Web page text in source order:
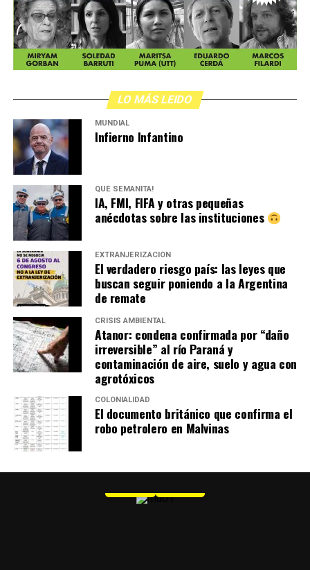
LO MÁS LEIDO
MUNDIAL
Infierno Infantino
QUÉ SEMANITA!
IA, FMI, FIFA y otras pequeñas
anécdotas sobre las instituciones
EXTRANJERIZACIÓN
El verdadero riesgo país: las leyes que
buscan seguir poniendo a la Argentina
de remate
CRISIS AMBIENTAL
Atanor: condena confirmada por “daño
irreversible” al río Paraná y
contaminación de aire, suelo y agua con
agrotóxicos
COLONIALIDAD
El documento británico que confirma el
robo petrolero en Malvinas